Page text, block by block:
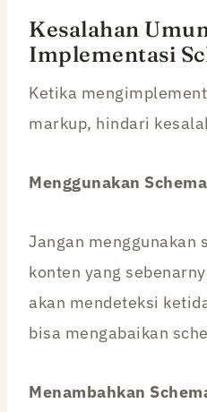
Kesalahan
Implementasi
Ketika
markup, hindari
Menggunakan
Jangan menggunakan
konten yang
akan mendeteksi
bisa mengabaikan
Menambahkan